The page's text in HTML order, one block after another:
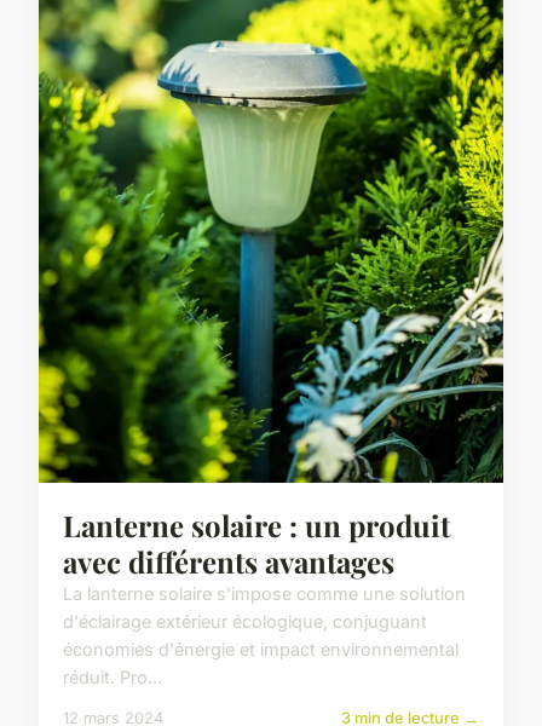
Lanterne solaire : un produit
avec différents avantages
La lanterne solaire s'impose comme une solution
d'éclairage extérieur écologique, conjuguant
économies d'énergie et impact environnemental
réduit. Pro...
12 mars 2024 3 min de lecture →